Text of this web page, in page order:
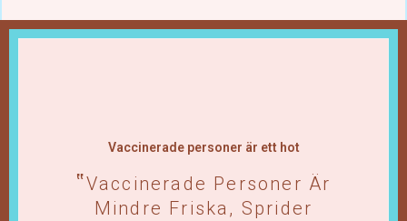
Vaccinerade personer är ett hot
Vaccinerade Personer Är
Mindre Friska, Sprider